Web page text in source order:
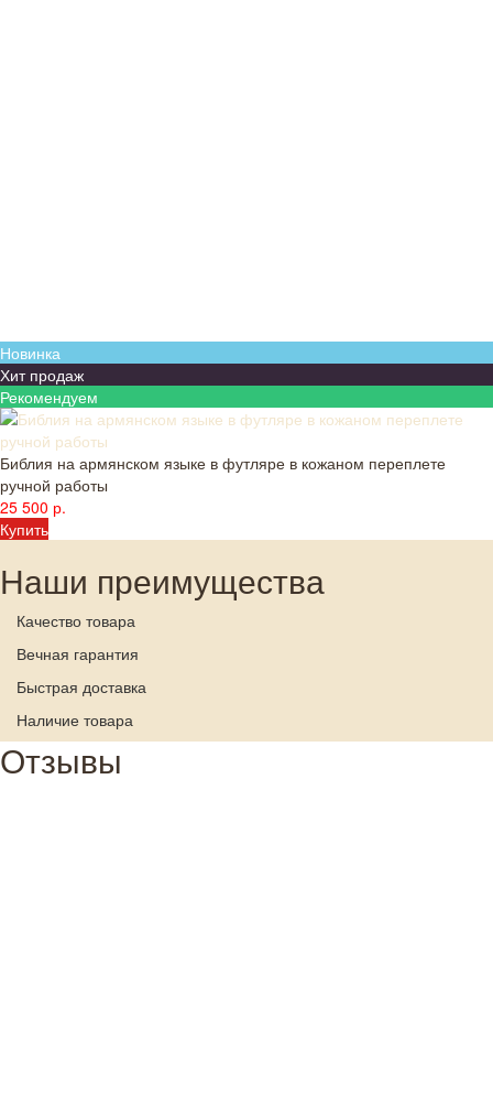
Новинка
Хит продаж
Рекомендуем
Библия на армянском языке в футляре в кожаном переплете
ручной работы
25 500 р.
Купить
Наши преимущества
Качество товара
Вечная гарантия
Быстрая доставка
Наличие товара
Отзывы